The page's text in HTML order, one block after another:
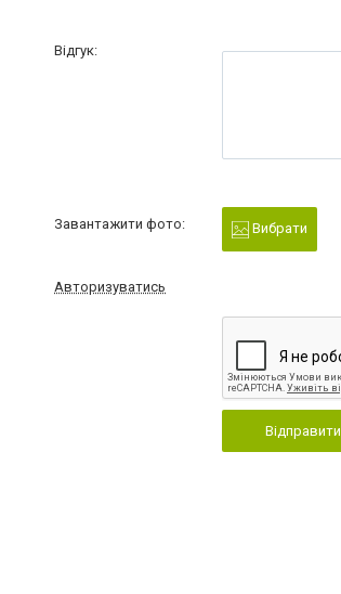
Відгук:
Завантажити фото: Вибрати
Авторизуватись
Відправити